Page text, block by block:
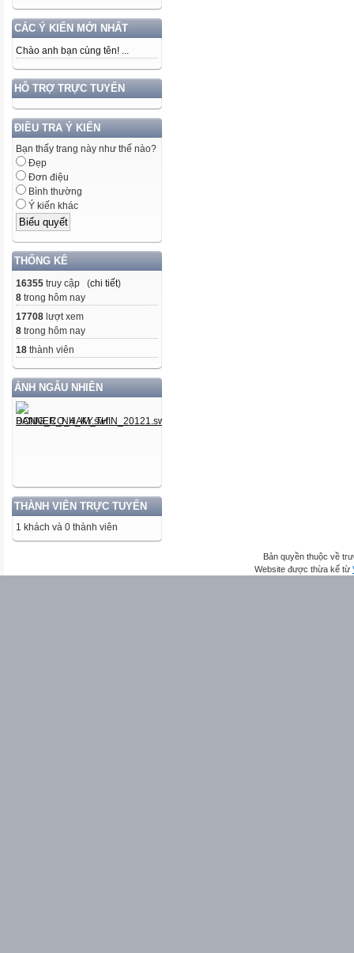
CÁC Ý KIẾN MỚI NHẤT
Chào anh bạn cùng tên! ...
HỖ TRỢ TRỰC TUYẾN
ĐIỀU TRA Ý KIẾN
Bạn thấy trang này như thế nào?
Đẹp
Đơn điệu
Bình thường
Ý kiến khác
THỐNG KÊ
16355 truy cập (chi tiết)
8 trong hôm nay
17708 lượt xem
8 trong hôm nay
18 thành viên
ẢNH NGẪU NHIÊN
THÀNH VIÊN TRỰC TUYẾN
1 khách và 0 thành viên
Bản quyền thuộc về
Website được thừa kế từ